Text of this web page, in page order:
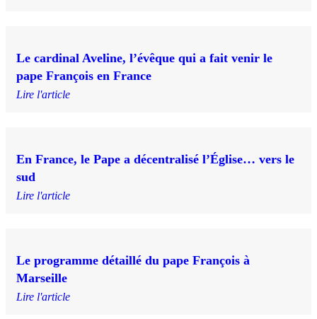
Le cardinal Aveline, l’évêque qui a fait venir le
pape François en France
Lire l'article
En France, le Pape a décentralisé l’Église… vers le
sud
Lire l'article
Le programme détaillé du pape François à
Marseille
Lire l'article